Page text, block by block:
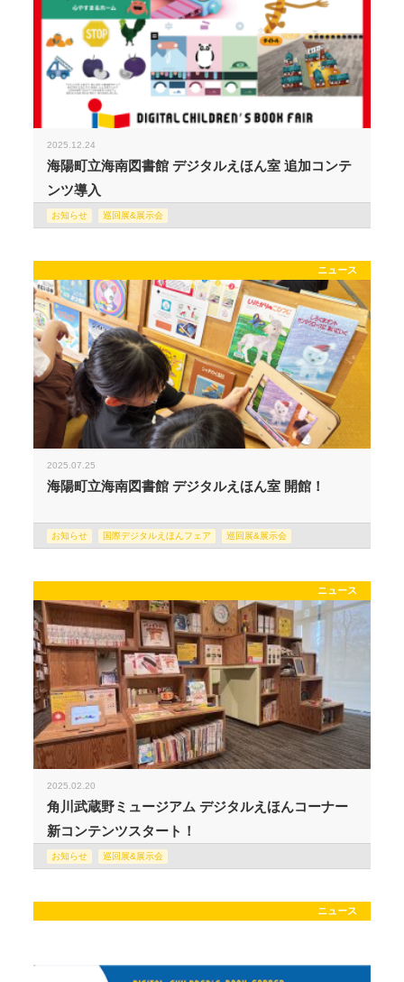
2025.12.24
海陽町立海南図書館 デジタルえほん室 追加コンテ
ンツ導入
お知らせ 巡回展&展示会
ニュース
2025.07.25
海陽町立海南図書館 デジタルえほん室 開館！
お知らせ 国際デジタルえほんフェア 巡回展&展示会
ニュース
2025.02.20
角川武蔵野ミュージアム デジタルえほんコーナー
新コンテンツスタート！
お知らせ 巡回展&展示会
ニュース